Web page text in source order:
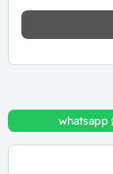
whatsapp